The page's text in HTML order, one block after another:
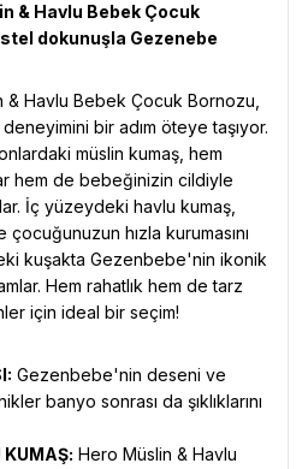
& Havlu Bebek Çocuk
dokunuşla Gezenebe
Havlu Bebek Çocuk Bornozu,
bir adım öteye taşıyor.
müslin kumaş, hem
hem de bebeğinizin cildiyle
İç yüzeydeki havlu kumaş,
çocuğunuzun hızla kurumasını
kuşakta Gezenbebe'nin ikonik
Hem rahatlık hem de tarz
için ideal bir seçim!
Gezenbebe'nin deseni ve
banyo sonrası da şıklıklarını
KUMAŞ: Hero Müslin & Havlu